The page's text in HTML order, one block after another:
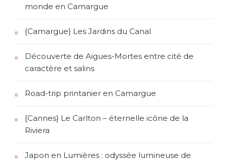
monde en Camargue
{Camargue} Les Jardins du Canal
Découverte de Aigues-Mortes entre cité de
caractère et salins
Road-trip printanier en Camargue
{Cannes} Le Carlton – éternelle icône de la
Riviera
Japon en Lumières : odyssée lumineuse de